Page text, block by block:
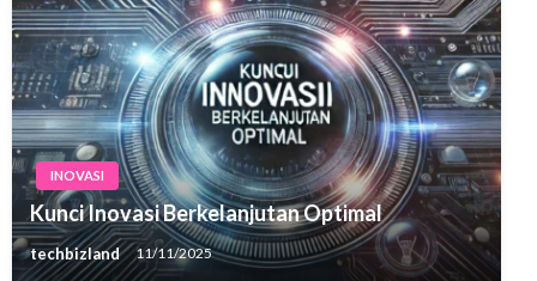
INOVASI
Kunci Inovasi Berkelanjutan Optimal
techbizland 11/11/2025